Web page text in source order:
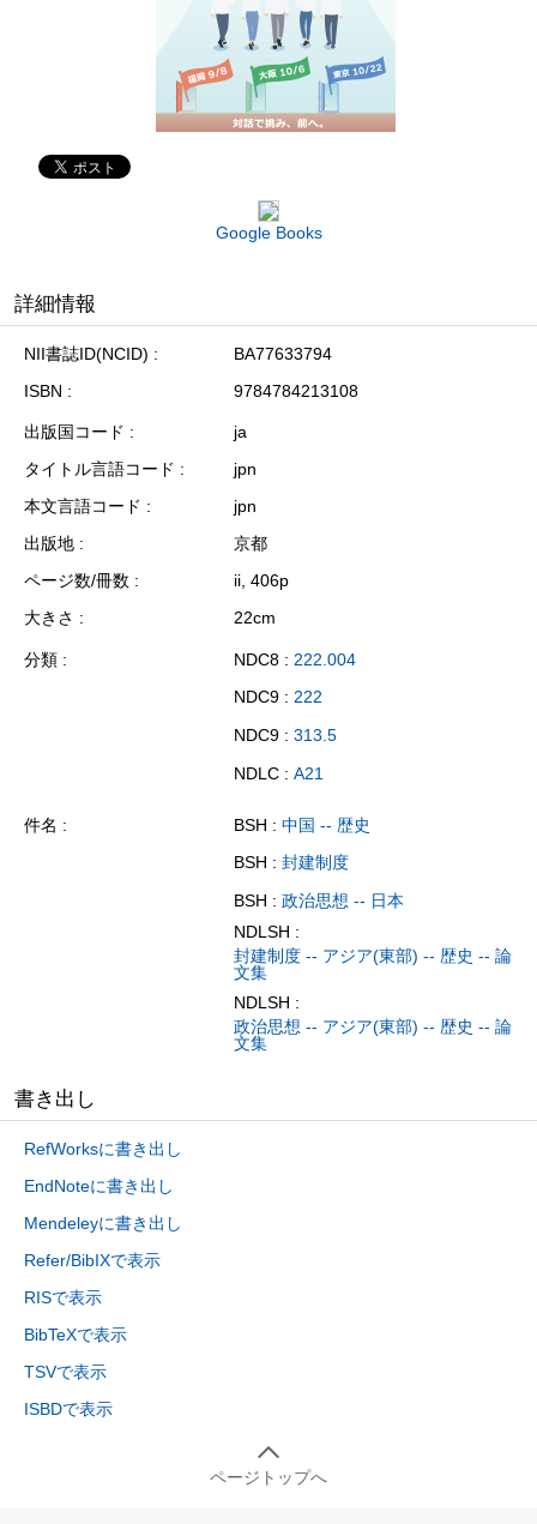
Google Books
詳細情報
NII書誌ID(NCID)
BA77633794
ISBN
9784784213108
出版国コード
ja
タイトル言語コード
jpn
本文言語コード
jpn
出版地
京都
ページ数/冊数
ii, 406p
大きさ
22cm
分類 NDC8 : 222.004
NDC9 : 222
NDC9 : 313.5
NDLC : A21
件名 BSH : 中国 -- 歴史
BSH : 封建制度
BSH : 政治思想 -- 日本
NDLSH :
封建制度 -- アジア(東部) -- 歴史 -- 論
文集
NDLSH :
政治思想 -- アジア(東部) -- 歴史 -- 論
文集
書き出し
RefWorksに書き出し
EndNoteに書き出し
Mendeleyに書き出し
Refer/BibIXで表示
RISで表示
BibTeXで表示
TSVで表示
ISBDで表示
ページトップへ